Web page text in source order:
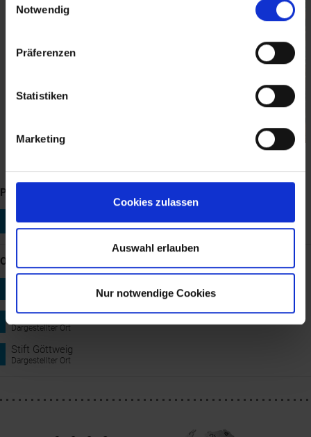
gegeben ist, und in denen Sie Ihre Rechte uU nicht
effektiv durchsetzen können. Unsere Partner führen
diese Informationen möglicherweise mit weiteren Daten
zusammen, die Sie ihnen bereitgestellt haben oder die
haben.
Notwendig
Präferenzen
Statistiken
Marketing
Cookies zulassen
Auswahl erlauben
Nur notwendige Cookies
Karl Vikas, Blick von Förthof gegen Mautern und Stift Göttweig,
PERSONEN: 1 Link
Karl Vikas (*1875, †1934)
ORTE: 3 Links
Mautern an der Donau
Dargestellter Ort
Stift Göttweig
Dargestellter Ort